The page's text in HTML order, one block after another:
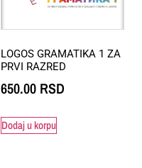
LOGOS GRAMATIKA 1 ZA
PRVI RAZRED
650.00 RSD
Dodaj u korpu